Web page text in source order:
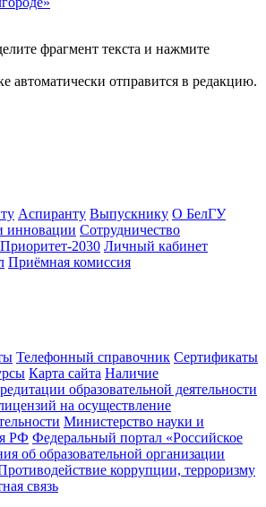
фрагмент текста и нажмите
автоматически отправится в редакцию.
Аспиранту Выпускнику О БелГУ
инновации Сотрудничество
Приоритет-2030 Личный кабинет
Приёмная комиссия
Телефонный справочник Сертификаты
Карта сайта Наличие
образовательной деятельности
на осуществление
Министерствo науки и
РФ Федеральный портал «Российское
об образовательной организации
коррупции, терроризму
связь